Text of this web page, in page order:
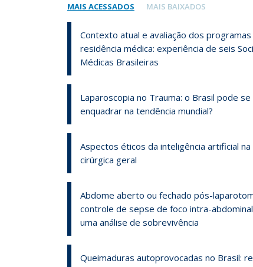
MAIS ACESSADOS MAIS BAIXADOS
Contexto atual e avaliação dos
residência médica: experiência de seis
Médicas Brasileiras
Laparoscopia no Trauma: o Brasil pode se
enquadrar na tendência mundial?
Aspectos éticos da inteligência artificial na
cirúrgica geral
Abdome aberto ou fechado pós-
controle de sepse de foco intra-
uma análise de sobrevivência
Queimaduras autoprovocadas no Brasil: